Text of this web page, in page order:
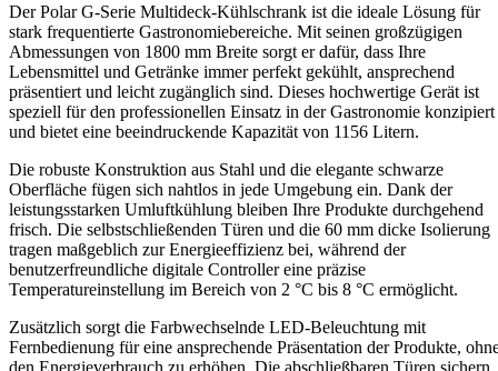
Der Polar G-Serie Multideck-Kühlschrank ist die ideale Lösung für
stark frequentierte Gastronomiebereiche. Mit seinen großzügigen
Abmessungen von 1800 mm Breite sorgt er dafür, dass Ihre
Lebensmittel und Getränke immer perfekt gekühlt, ansprechend
präsentiert und leicht zugänglich sind. Dieses hochwertige Gerät ist
speziell für den professionellen Einsatz in der Gastronomie konzipiert
und bietet eine beeindruckende Kapazität von 1156 Litern.
Die robuste Konstruktion aus Stahl und die elegante schwarze
Oberfläche fügen sich nahtlos in jede Umgebung ein. Dank der
leistungsstarken Umluftkühlung bleiben Ihre Produkte durchgehend
frisch. Die selbstschließenden Türen und die 60 mm dicke Isolierung
tragen maßgeblich zur Energieeffizienz bei, während der
benutzerfreundliche digitale Controller eine präzise
Temperatureinstellung im Bereich von 2 °C bis 8 °C ermöglicht.
Zusätzlich sorgt die Farbwechselnde LED-Beleuchtung mit
Fernbedienung für eine ansprechende Präsentation der Produkte,
den Energieverbrauch zu erhöhen. Die abschließbaren Türen sichern